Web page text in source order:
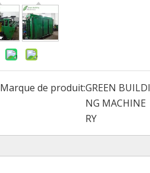
Marque de produit:GREEN BUILDI
NG MACHINE
RY